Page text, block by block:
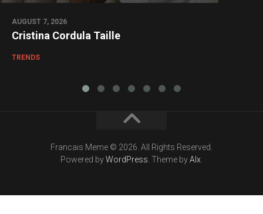
AUGUST 7, 2026
Cristina Cordula Taille
TRENDS
Francais Meme © 2026. All Rights Reserved.
Powered byWordPress. Theme byAlx.